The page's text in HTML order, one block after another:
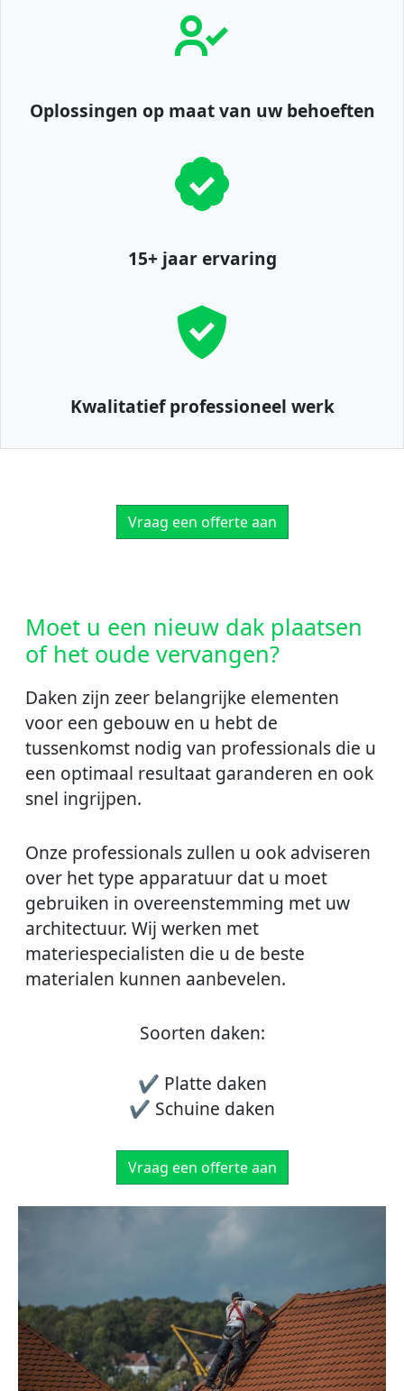
Oplossingen op maat van uw behoeften
15+ jaar ervaring
Kwalitatief professioneel werk
Vraag een offerte aan
Moet u een nieuw dak plaatsen
of het oude vervangen?
Daken zijn zeer belangrijke elementen
voor een gebouw en u hebt de
tussenkomst nodig van professionals die u
een optimaal resultaat garanderen en ook
snel ingrijpen.
Onze professionals zullen u ook adviseren
over het type apparatuur dat u moet
gebruiken in overeenstemming met uw
architectuur. Wij werken met
materiespecialisten die u de beste
materialen kunnen aanbevelen.
Soorten daken:
✔ Platte daken
✔ Schuine daken
Vraag een offerte aan